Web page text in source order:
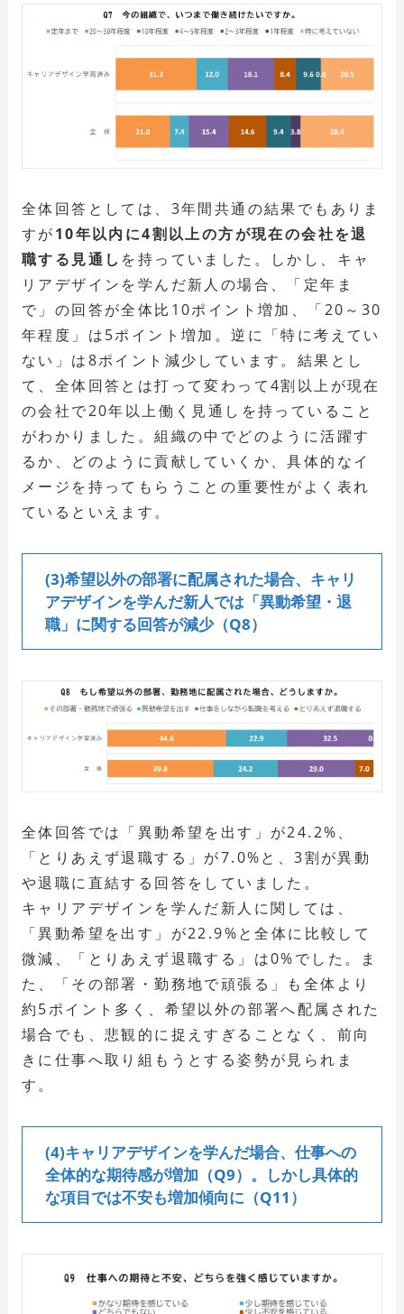
全体回答としては、3年間共通の結果でもありま
すが10年以内に4割以上の方が現在の会社を退
職する見通し を持っていました。しかし、キャ
リアデザインを学んだ新人の場合、「定年ま
で」の回答が全体比10ポイント増加、「20～30
年程度」は5ポイント増加。逆に「特に考えてい
ない」は8ポイント減少しています。結果とし
て、全体回答とは打って変わって4割以上が現在
の会社で20年以上働く見通しを持っていること
がわかりました。組織の中でどのように活躍す
るか、どのように貢献していくか、具体的なイ
メージを持ってもらうことの重要性がよく表れ
ているといえます。
(3)希望以外の部署に配属された場合、キャリ
アデザインを学んだ新人では「異動希望・退
職」に関する回答が減少（Q8）
全体回答では「異動希望を出す」が24.2%、
「とりあえず退職する」が7.0%と、3割が異動
や退職に直結する回答をしていました。
キャリアデザインを学んだ新人に関しては、
「異動希望を出す」が22.9%と全体に比較して
微減、「とりあえず退職する」は0%でした。ま
た、「その部署・勤務地で頑張る」も全体より
約5ポイント多く、希望以外の部署へ配属された
場合でも、悲観的に捉えすぎることなく、前向
きに仕事へ取り組もうとする姿勢が見られま
す。
(4)キャリアデザインを学んだ場合、仕事への
全体的な期待感が増加（Q9）。しかし具体的
な項目では不安も増加傾向に（Q11）